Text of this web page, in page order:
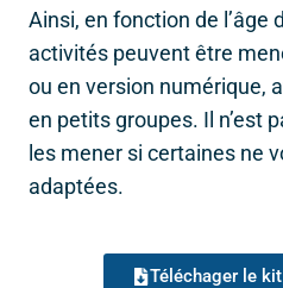
Ainsi, en fonction de l’âge
activités peuvent être
ou en version numérique,
en petits groupes. Il n’est
les mener si certaines ne
adaptées.
Téléchager le